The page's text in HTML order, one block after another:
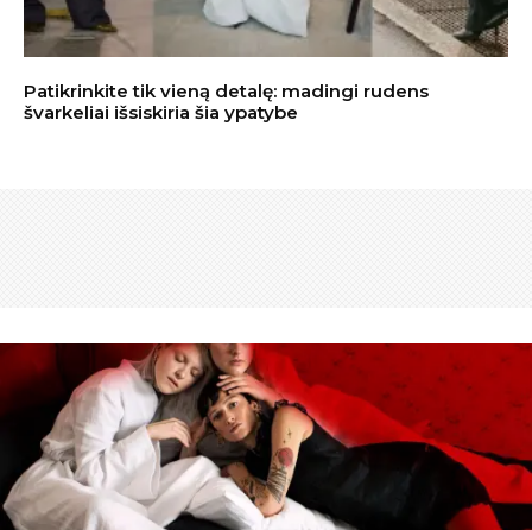
Patikrinkite tik vieną detalę: madingi rudens
švarkeliai išsiskiria šia ypatybe